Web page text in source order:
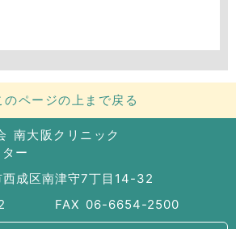
南大阪クリニック
ー
成区南津守7丁目14-32
FAX 06-6654-2500
のページの上まで戻る